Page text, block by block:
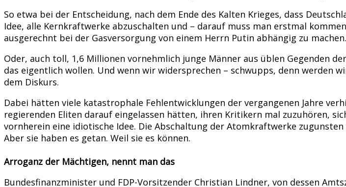
So etwa bei der Entscheidung, nach dem Ende des Kalten Krieges, dass
Idee, alle Kernkraftwerke abzuschalten und – darauf muss man erstmal
ausgerechnt bei der Gasversorgung von einem Herrn Putin abhängig zu machen.
Oder, auch toll, 1,6 Millionen vornehmlich junge Männer aus üblen Gegenden
das eigentlich wollen. Und wenn wir widersprechen – schwupps, denn werden
dem Diskurs.
Dabei hätten viele katastrophale Fehlentwicklungen der vergangenen Jahre
regierenden Eliten darauf eingelassen hätten, ihren Kritikern mal zuzuhören,
vornherein eine idiotische Idee. Die Abschaltung der Atomkraftwerke
Aber sie haben es getan. Weil sie es können.
Arroganz der Mächtigen, nennt man das
Bundesfinanzminister und FDP-Vorsitzender Christian Lindner, von dessen